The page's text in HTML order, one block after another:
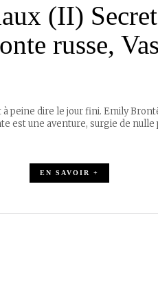
(II)
russe,
peine dire le jour fini. Emily
est une aventure, surgie de
EN SAVOIR +